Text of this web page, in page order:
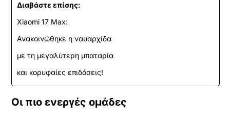
Διαβάστε επίσης:
Xiaomi 17 Max:
Ανακοινώθηκε η ναυαρχίδα
με τη μεγαλύτερη μπαταρία
και κορυφαίες επιδόσεις!
Οι πιο ενεργές ομάδες